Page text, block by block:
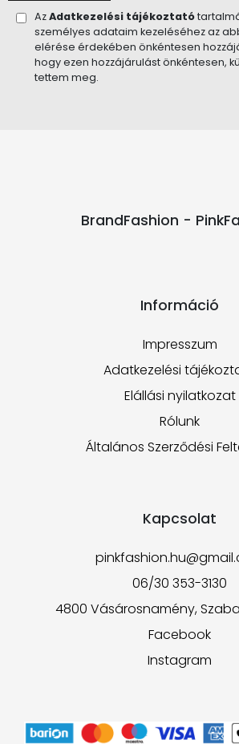
AzAdatkezelési tájékoztató
személyes adataim kezeléséhez az
elérése érdekében önkéntesen
hogy ezen hozzájárulást önkéntesen,
tettem meg.
BrandFashion -
Információ
Impresszum
Adatkezelési
Elállási nyilatkozat
Rólunk
Általános Szerződési
Kapcsolat
06/30 353-3130
4800 Vásárosnamény,
Facebook
Instagram